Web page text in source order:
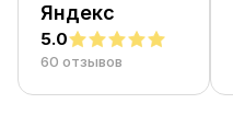
Яндекс
5.0
60 отзывов